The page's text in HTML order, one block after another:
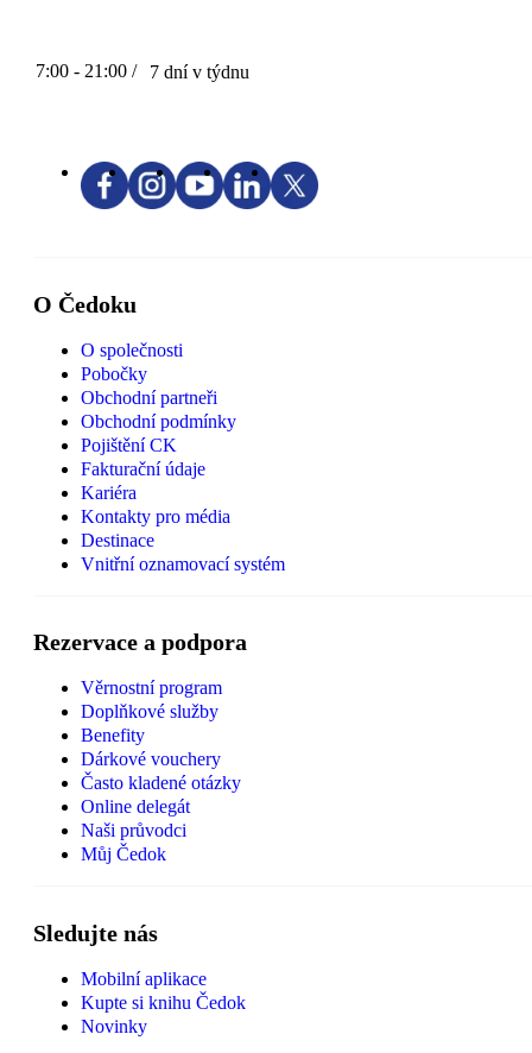
7:00 - 21:00 / 7 dní v týdnu
O Čedoku
O společnosti
Pobočky
Obchodní partneři
Obchodní podmínky
Pojištění CK
Fakturační údaje
Kariéra
Kontakty pro média
Destinace
Vnitřní oznamovací systém
Rezervace a podpora
Věrnostní program
Doplňkové služby
Benefity
Dárkové vouchery
Často kladené otázky
Online delegát
Naši průvodci
Můj Čedok
Sledujte nás
Mobilní aplikace
Kupte si knihu Čedok
Novinky